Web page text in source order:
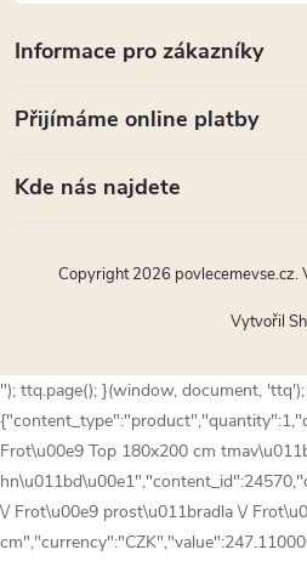
Informace pro zákazníky
Přijímáme online platby
Kde nás najdete
Vytvořil
Copyright 2026 povlecemevse.cz.
"); ttq.page(); }(window, document,
Frot\u00e9 Top 180x200 cm
\/ Frot\u00e9 prost\u011bradla \/